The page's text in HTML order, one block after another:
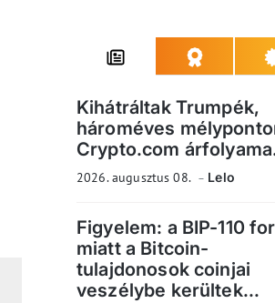
Kihátráltak Trumpék,
hároméves
Crypto.com
2026. augusztus 08. Lelo
Figyelem: a BIP-110
miatt a Bitcoin-
tulajdonosok coinjai
veszélybe kerültek...